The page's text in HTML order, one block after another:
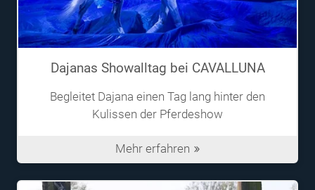
Dajanas Showalltag bei CAVALLUNA
Begleitet Dajana einen Tag lang hinter den
Kulissen der Pferdeshow
Mehr erfahren